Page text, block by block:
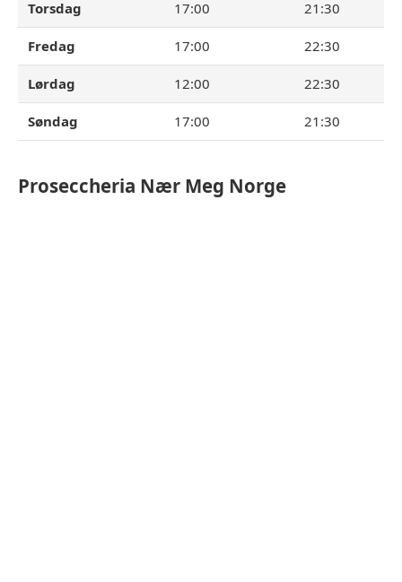
Torsdag 17:00 21:30
Fredag 17:00 22:30
Lørdag 12:00 22:30
Søndag 17:00 21:30
Proseccheria Nær Meg Norge